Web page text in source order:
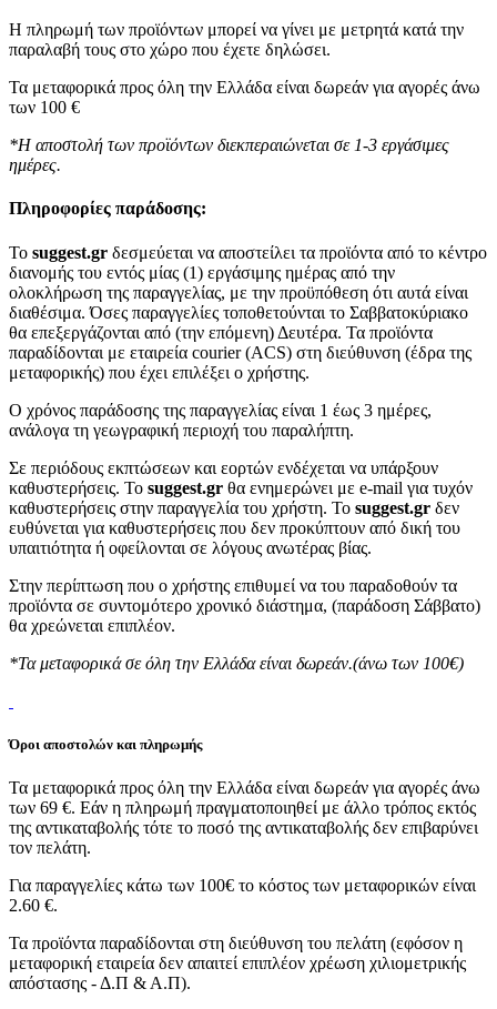
Η πληρωμή των προϊόντων μπορεί να γίνει με μετρητά κατά την
παραλαβή τους στο χώρο που έχετε δηλώσει.
Τα μεταφορικά προς όλη την Ελλάδα είναι δωρεάν για αγορές άνω
των 100 €
*Η αποστολή των προϊόντων διεκπεραιώνεται σε 1-3 εργάσιμες
ημέρες.
Πληροφορίες παράδοσης:
To suggest.gr δεσμεύεται να αποστείλει τα προϊόντα από το κέντρο
διανομής του εντός μίας (1) εργάσιμης ημέρας από την
ολοκλήρωση της παραγγελίας, με την προϋπόθεση ότι αυτά είναι
διαθέσιμα. Όσες παραγγελίες τοποθετούνται το Σαββατοκύριακο
θα επεξεργάζονται από (την επόμενη) Δευτέρα. Τα προϊόντα
παραδίδονται με εταιρεία courier (ACS) στη διεύθυνση (έδρα της
μεταφορικής) που έχει επιλέξει ο χρήστης.
Ο χρόνος παράδοσης της παραγγελίας είναι 1 έως 3 ημέρες,
ανάλογα τη γεωγραφική περιοχή του παραλήπτη.
Σε περιόδους εκπτώσεων και εορτών ενδέχεται να υπάρξουν
καθυστερήσεις. Το suggest.gr θα ενημερώνει με e-mail για τυχόν
καθυστερήσεις στην παραγγελία του χρήστη. Το suggest.gr δεν
ευθύνεται για καθυστερήσεις που δεν προκύπτουν από δική του
υπαιτιότητα ή οφείλονται σε λόγους ανωτέρας βίας.
Στην περίπτωση που ο χρήστης επιθυμεί να του παραδοθούν τα
προϊόντα σε συντομότερο χρονικό διάστημα, (παράδοση Σάββατο)
θα χρεώνεται επιπλέον.
*Τα μεταφορικά σε όλη την Ελλάδα είναι δωρεάν.(άνω των 100€)
Όροι αποστολών και πληρωμής
Τα μεταφορικά προς όλη την Ελλάδα είναι δωρεάν για αγορές άνω
των 69 €. Εάν η πληρωμή πραγματοποιηθεί με άλλο τρόπος εκτός
της αντικαταβολής τότε το ποσό της αντικαταβολής δεν επιβαρύνει
τον πελάτη.
Για παραγγελίες κάτω των 100€ το κόστος των μεταφορικών είναι
2.60 €.
Τα προϊόντα παραδίδονται στη διεύθυνση του πελάτη (εφόσον η
μεταφορική εταιρεία δεν απαιτεί επιπλέον χρέωση χιλιομετρικής
απόστασης - Δ.Π & Α.Π).